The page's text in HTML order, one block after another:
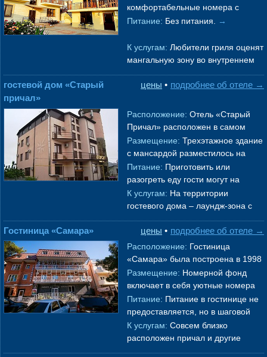
станции канатной дороги. В шагов
→
комфортабельные номера с
персональным санузлом и
установлены ко→
Питание: Без питания. →
К услугам: Любители гриля оценят
мангальную зону во внутреннем
территории оборудован открытый
подробнее об отеле →
цены •
гостевой дом «Cтарый
причал»
Расположение: Отель «Старый
Причал» расположен в самом
центреГеленджикав 700 метрах
от морского побережья. В шаговой
до→
Размещение: Трехэтажное здание
с мансардой разместилось на
тихой улице курорта. В
распоряжении гостей
однокомнатные и дву→
Питание: Приготовить или
разогреть еду гости могут на
общей кухне, в числе удобств,
которые предлагает отель,→
К услугам: На территории
гостевого дома – лаундж-зона с
бассейн. Для детей на территории
о→
подробнее об отеле →
цены •
Гостиница «Самара»
Расположение: Гостиница
«Самара» была построена в 1998
году и расположена в
центральной части самой
насыщенной курортной з→
Размещение: Номерной фонд
включает в себя уютные номера
различных категорий: «Стандарт»,
«Студия» и «Люкс». Из окон можн
→
Питание: Питание в гостинице не
предоставляется, но в шаговой
доступности находятся
многочисленные бары, рестораны
К услугам: Совсем близко
расположен причал и другие
объекты обширной курортной